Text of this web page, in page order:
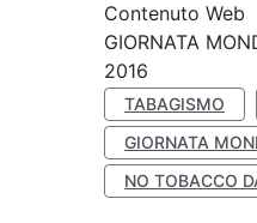
Contenuto Web
GIORNATA
2016
TABAGISMO
GIORNATA
NO TOBACCO